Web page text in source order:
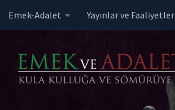
Skip to content
Emek-Adalet Yayınlar ve Faaliyetler